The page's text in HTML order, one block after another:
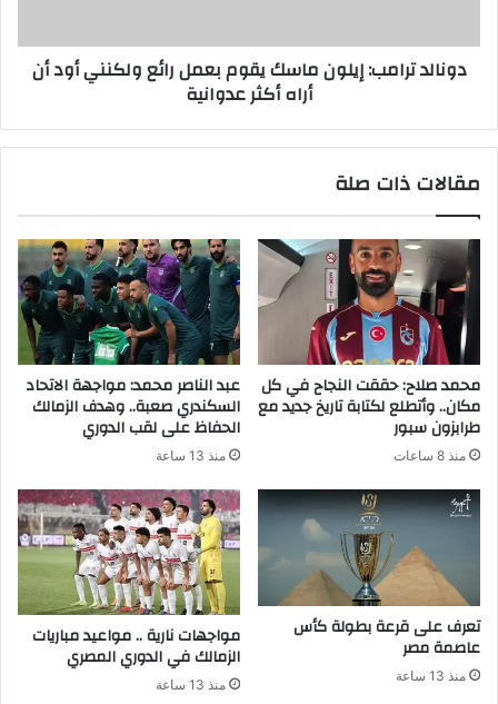
دونالد ترامب: إيلون ماسك يقوم بعمل رائع ولكنني أود أن
أراه أكثر عدوانية
مقالات ذات صلة
محمد صلاح: حققت النجاح في كل
مكان.. وأتطلع لكتابة تاريخ جديد مع
طرابزون سبور
منذ 8 ساعات
عبد الناصر محمد: مواجهة الاتحاد
السكندري صعبة.. وهدف الزمالك
الحفاظ على لقب الدوري
منذ 13 ساعة
تعرف على قرعة بطولة كأس
عاصمة مصر
منذ 13 ساعة
مواجهات نارية .. مواعيد مباريات
الزمالك في الدوري المصري
منذ 13 ساعة